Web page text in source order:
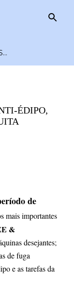
ÉDIPO,
de
mais importantes
&
desejantes;
de fuga
e as tarefas da